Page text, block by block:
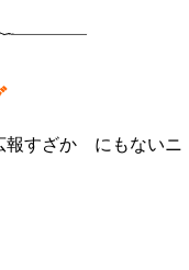
報すざか にもないニ